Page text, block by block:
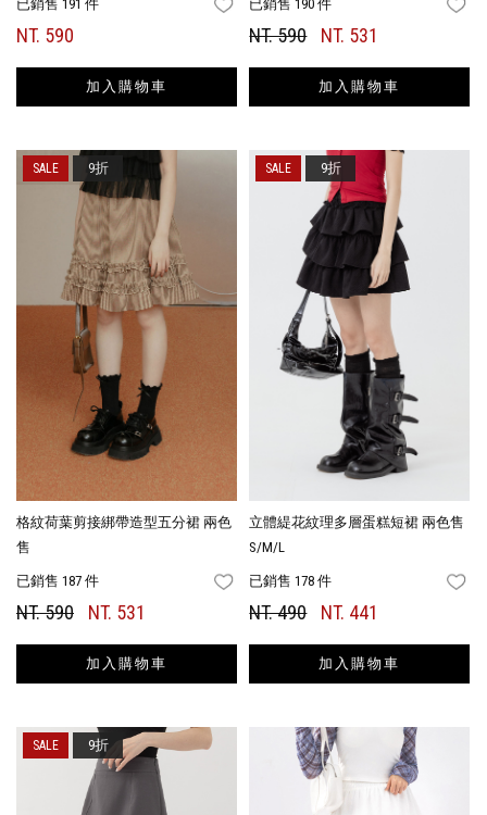
已銷售 191 件 FAVORITES
NT. 590
加入購物車
已銷售 190 件
NT. 590 NT. 531
加入購物車
格紋荷葉剪接綁帶造型五分裙 兩色
售
已銷售 187 件 FAVORITES
NT. 590 NT. 531
加入購物車
9折
立體緹花紋理多層蛋糕短裙 兩色售
S/M/L
已銷售 178 件
NT. 490 NT. 441
加入購物車
9折
9折